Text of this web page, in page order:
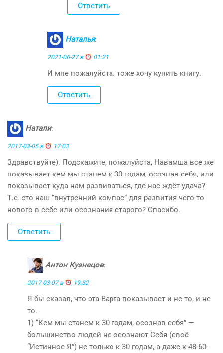
Ответить
Наталья:
2021-06-27 в 01:21
И мне пожалуйста. тоже хочу купить книгу.
Ответить
Натали:
2017-03-05 в 17:03
Здравствуйте). Подскажите, пожалуйста, Навамша все же
показывает кем мы станем к 30 годам, осознав себя, или
показывает куда нам развиваться, где нас ждёт удача?
Т.е. это наш “внутренний компас” для развития чего-то
нового в себе или осознания старого? Спасибо.
Ответить
Антон Кузнецов:
2017-03-07 в 19:32
Я бы сказал, что эта Варга показывает и не то, и не
то.
1) “Кем мы станем к 30 годам, осознав себя” —
большинство людей не осознают Себя (своё
“Истинное Я”) не только к 30 годам, а даже к 48-60-